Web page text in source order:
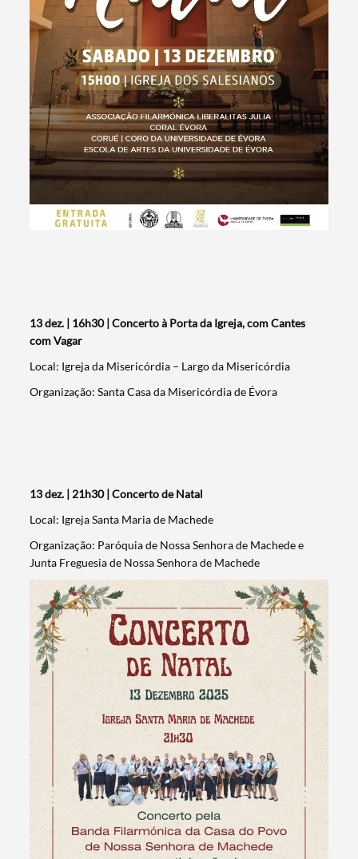
13 dez. | 16h30 | Concerto à Porta da Igreja, com Cantes
com Vagar
Local: Igreja da Misericórdia – Largo da Misericórdia
Organização: Santa Casa da Misericórdia de Évora
13 dez. | 21h30 | Concerto de Natal
Local: Igreja Santa Maria de Machede
Organização: Paróquia de Nossa Senhora de Machede e
Junta Freguesia de Nossa Senhora de Machede